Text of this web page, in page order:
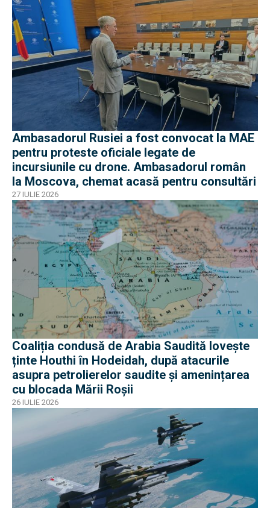
Ambasadorul Rusiei a fost convocat la MAE
pentru proteste oficiale legate de
incursiunile cu drone. Ambasadorul român
la Moscova, chemat acasă pentru consultări
27 IULIE 2026
Coaliția condusă de Arabia Saudită lovește
ținte Houthi în Hodeidah, după atacurile
asupra petrolierelor saudite și amenințarea
cu blocada Mării Roșii
26 IULIE 2026